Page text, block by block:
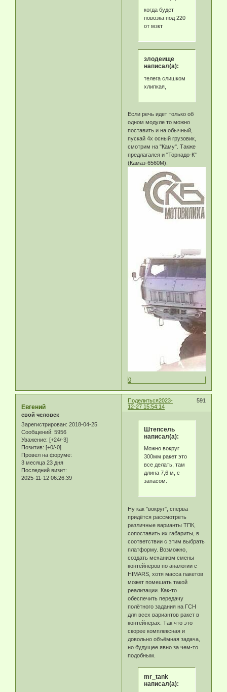
когда будет
повозка под 220
от мзкт
злодеище
написал(а):
телега слишком
хлипкая,
Если речь идет только об
одном модуле то можно
поставить и на обычный,
пускай 4х осный грузовик,
смотрим на "Каму". Также
предлагался и "Торнадо-К"
(Камаз-6560М).
0
Поделиться 591
2023-
12-27 15:54:14
Eвгeний
свой человек
Зарегистрирован: 2018-04-25
Сообщений: 5956
Уважение: [+24/-3]
Позитив: [+0/-0]
Провел на форуме:
3 месяца 23 дня
Последний визит:
2025-11-12 06:26:39
Штепсель
написал(а):
Можно вокруг
300мм ракет это
все делать, там
длина 7,6 м, с
запасом.
Ну как "вокруг", сперва
придётся рассмотреть
различные варианты ТПК,
сопоставить их габариты, в
соответствии с этим выбрать
платформу. Возможно,
создать механизм смены
контейнеров по аналогии с
HIMARS, хотя масса пакетов
может помешать такой
реализации. Как-то
обеспечить передачу
полётного задания на ГСН
для всех вариантов ракет в
контейнерах. Так что это
скорее комплексная и
довольно объёмная задача,
но будущее явно за чем-то
подобным.
mr_tank
написал(а):